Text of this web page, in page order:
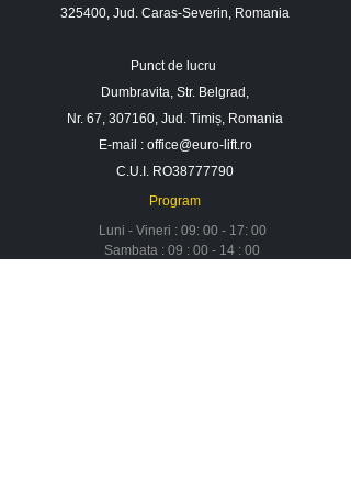
325400, Jud. Caras-Severin, Romania
Punct de lucru
Dumbravita, Str. Belgrad,
Nr. 67, 307160, Jud. Timiș, Romania
E-mail : office@euro-lift.ro
C.U.I. RO38777790
Program
Luni - Vineri : 09: 00 - 17: 00
Sambata : 09 : 00 - 14 : 00